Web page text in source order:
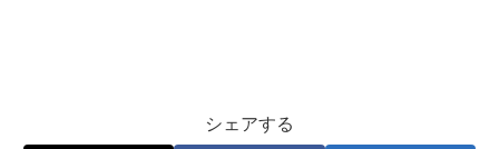
シェアする